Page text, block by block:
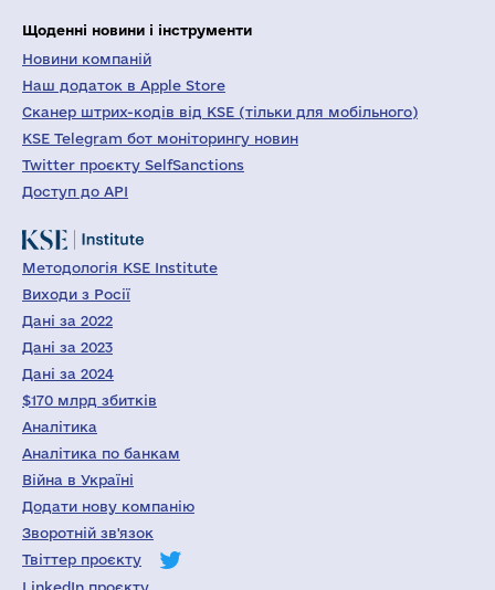
Щоденні новини і інструменти
Новини компаній
Наш додаток в Apple Store
Сканер штрих-кодів від KSE (тільки для мобільного)
KSE Telegram бот моніторингу новин
Twitter проєкту SelfSanctions
Доступ до API
Методологія KSE Institute
Виходи з Росії
Дані за 2022
Дані за 2023
Дані за 2024
$170 млрд збитків
Аналітика
Аналітика по банкам
Війна в Україні
Додати нову компанію
Зворотній зв'язок
Твіттер проєкту